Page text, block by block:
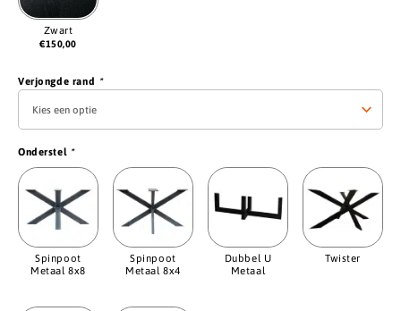
Zwart
€150,00
Verjongde rand *
Onderstel *
Spinpoot
Metaal 8x8
Spinpoot
Metaal 8x4
Dubbel U
Metaal
Twister